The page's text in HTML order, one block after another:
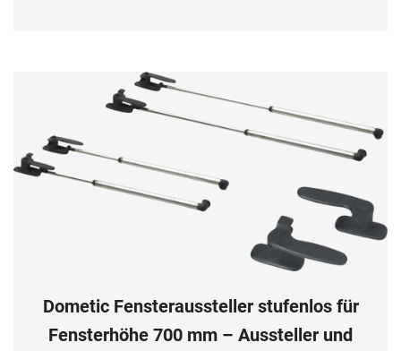
Dometic Fensteraussteller stufenlos für
Fensterhöhe 700 mm – Aussteller und